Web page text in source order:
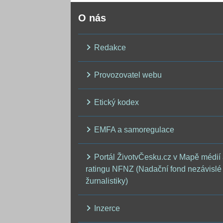
O nás
Redakce
Provozovatel webu
Etický kodex
EMFA a samoregulace
Portál ŽivotvČesku.cz v Mapě médií
ratingu NFNZ (Nadační fond nezávislé
žurnalistiky)
Inzerce